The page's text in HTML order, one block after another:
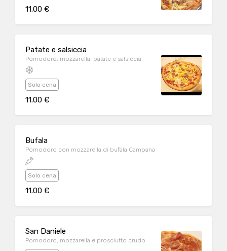
11.00 €
Patate e salsiccia
Pomodoro, mozzarella, patate e salsiccia
Solo cena
11.00 €
Bufala
Pomodoro con mozzarella di bufala Campana
Solo cena
11.00 €
San Daniele
Pomodoro, mozzarella e prosciutto crudo